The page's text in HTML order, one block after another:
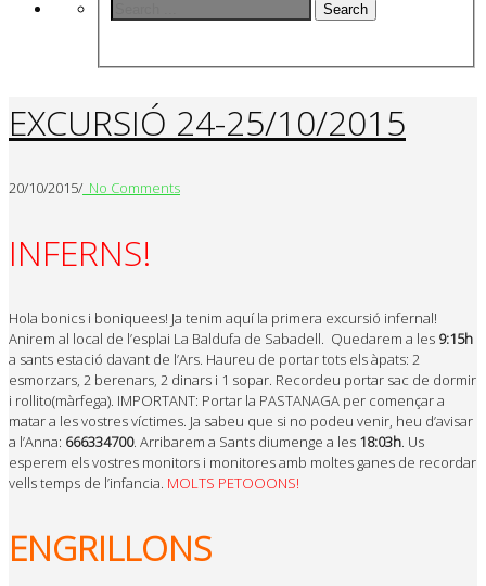
Search
EXCURSIÓ 24-25/10/2015
20/10/2015/ No Comments
INFERNS!
Hola bonics i boniquees! Ja tenim aquí la primera excursió infernal!
Anirem al local de l’esplai La Baldufa de Sabadell. Quedarem a les 9:15h
a sants estació davant de l’Ars. Haureu de portar tots els àpats: 2
esmorzars, 2 berenars, 2 dinars i 1 sopar. Recordeu portar sac de dormir
i rollito(màrfega). IMPORTANT: Portar la PASTANAGA per començar a
matar a les vostres víctimes. Ja sabeu que si no podeu venir, heu d’avisar
a l’Anna: 666334700. Arribarem a Sants diumenge a les 18:03h. Us
esperem els vostres monitors i monitores amb moltes ganes de recordar
vells temps de l’infancia. MOLTS PETOOONS!
ENGRILLONS